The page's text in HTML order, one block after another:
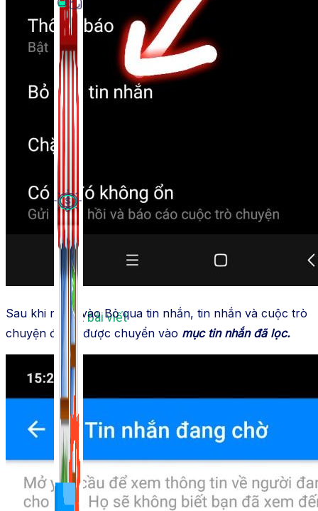
Thủ Thuật Facebook
536 bài viết
Kiếm Tiền MMO
1,422 bài viết
Sau khi nhấn vào Bỏ qua tin nhắn, tin nhắn và cuộc trò
chuyện đó sẽ được chuyển vào mục tin nhắn đã lọc.